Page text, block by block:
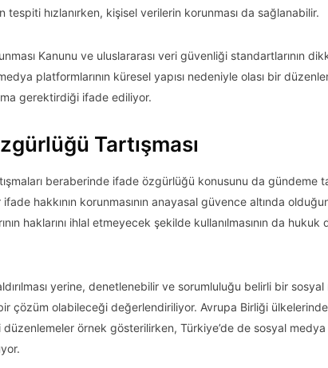
hızlanırken, kişisel verilerin korunması da sağlanabilir.
Kanunu ve uluslararası veri güvenliği standartlarının
platformlarının küresel yapısı nedeniyle olası bir
gerektirdiği ifade ediliyor.
Tartışması
beraberinde ifade özgürlüğü konusunu da gündeme
hakkının korunmasının anayasal güvence altında
haklarını ihlal etmeyecek şekilde kullanılmasının da hukuk
yerine, denetlenebilir ve sorumluluğu belirli bir sosyal
çözüm olabileceği değerlendiriliyor. Avrupa Birliği
düzenlemeler örnek gösterilirken, Türkiye’de de sosyal